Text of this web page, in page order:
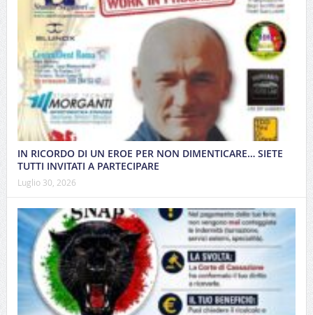
IN RICORDO DI UN EROE PER NON DIMENTICARE… SIETE
TUTTI INVITATI A PARTECIPARE
Luglio 30, 2026